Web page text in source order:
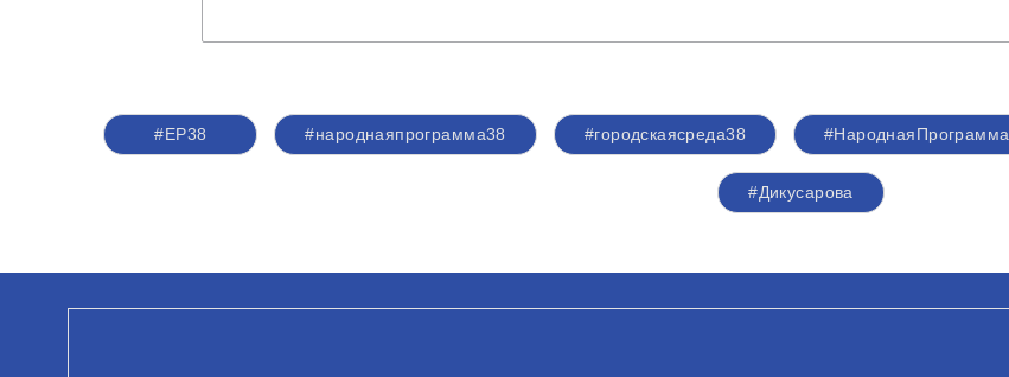
#ЕР38 #народнаяпрограмма38 #городскаясреда38 #НароднаяПрограмма
#Дикусарова